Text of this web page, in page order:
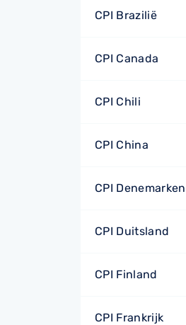
CPI Brazilië
CPI Canada
CPI Chili
CPI China
CPI Denemarken
CPI Duitsland
CPI Finland
CPI Frankrijk